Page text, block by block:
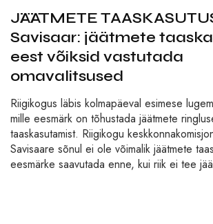
JÄÄTMETE
Savisaar: jäätmete
eest võiksid vastutada
omavalitsused
Riigikogus läbis kolmapäeval esimese
mille eesmärk on tõhustada jäätmete
taaskasutamist. Riigikogu
Savisaare sõnul ei ole võimalik jäätmete
eesmärke saavutada enne, kui riik ei tee